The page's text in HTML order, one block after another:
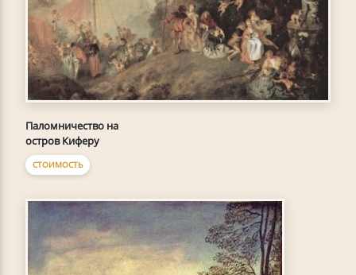
Паломничество на
остров Киферу
СТОИМОСТЬ